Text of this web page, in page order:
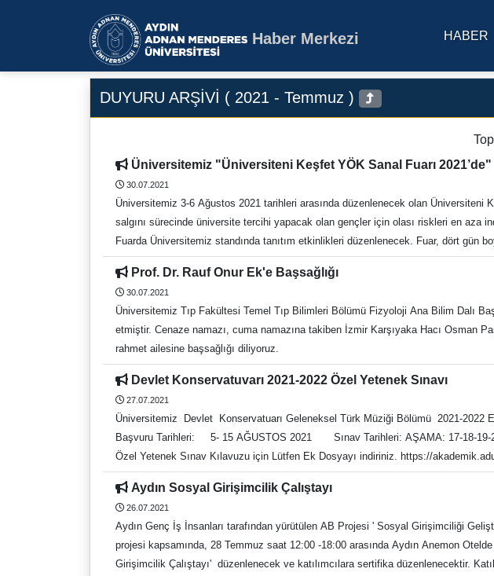
Aydın Adnan Menderes
Haber Merkezi HABER
DUYURU ARŞİVİ ( 2021 - Temmuz )
Üniversitemiz "Üniversiteni Keşfet YÖK Sanal Fuarı
30.07.2021
Üniversitemiz 3-6 Ağustos 2021 tarihleri arasında düzenlenecek olan Üniversiteni
salgını sürecinde üniversite tercihi yapacak olan gençler için olası riskleri en aza
Fuarda Üniversitemiz standında tanıtım etkinlikleri düzenlenecek. Fuar, dört gün
Prof. Dr. Rauf Onur Ek'e Başsağlığı
30.07.2021
Üniversitemiz Tıp Fakültesi Temel Tıp Bilimleri Bölümü Fizyoloji Ana Bilim Dalı Başkanı Prof. Dr. Rauf Onur Ek'in babası
etmiştir. Cenaze namazı, cuma namazına takiben İzmir Karşıyaka Hacı Osman Paşa Camii'nde ( Zübeyde Hanım'ın mezarının bulunduğu Camii) kılınacaktır. Merhuma Allah'tan
rahmet ailesine başsağlığı diliyoruz.
Devlet Konservatuvarı 2021-2022 Özel Yetenek Sınavı
27.07.2021
Üniversitemiz Devlet Konservatuarı Geleneksel Türk Müziği Bölümü 2021-2022
Başvuru Tarihleri: 5- 15 AĞUSTOS 2021 Sınav Tarihleri: AŞAMA: 17-18-19-20 AĞUSTOS 2021 AŞAMA: 23-24-25-26 AĞUSTOS 2021 2021-2022 Devlet Konservatuvarı
Özel Yetenek Sınav Kılavuzu için
Aydın Sosyal Girişimcilik Çalıştayı
26.07.2021
Aydın Genç İş İnsanları tarafından yürütülen AB Projesi ' Sosyal Girişimciliği
projesi kapsamında, 28 Temmuz saat 12:00 -18:00 arasında Aydın Anemon
Girişimcilik Çalıştayı' düzenlenecek ve katılımcılara sertifika düzenlenecektir.